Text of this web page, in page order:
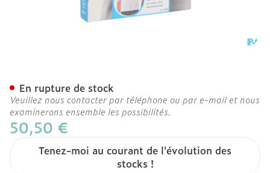
50,50 €
Tenez-moi au courant de l'évolution des
stocks !
En rupture de stock
Veuillez nous contacter par téléphone ou par e-mail et nous
examinerons ensemble les possibilités.